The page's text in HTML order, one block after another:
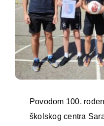
Povodom 100.
školskog centra